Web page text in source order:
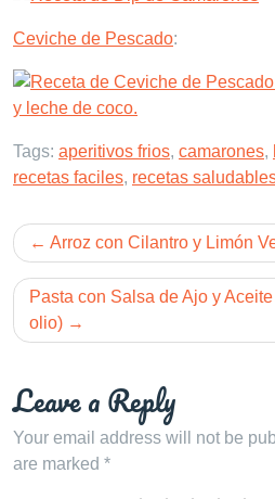
Ceviche de Pescado:
Tags: aperitivos frios, camarones,
recetas faciles, recetas
Post
navigation
Arroz con Cilantro y Limón
Pasta con Salsa de Ajo y
olio)
Leave a Reply
Your email address will not be
are marked *